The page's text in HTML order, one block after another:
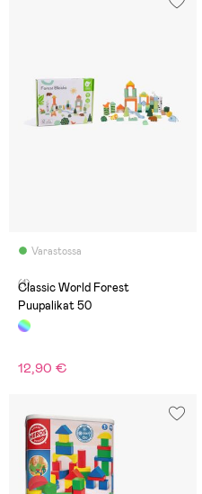
Varastossa
(1)
Classic World Forest
Puupalikat 50
12,90 €